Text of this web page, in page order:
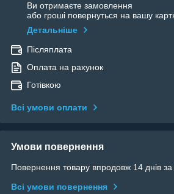
Ви отримаєте замовлення
або гроші повернуться на вашу
Детальніше
Післяплата
Оплата на рахунок
Готівкою
Всі умови оплати
Умови повернення
Повернення товару впродовж 14 днів
Всі умови повернення